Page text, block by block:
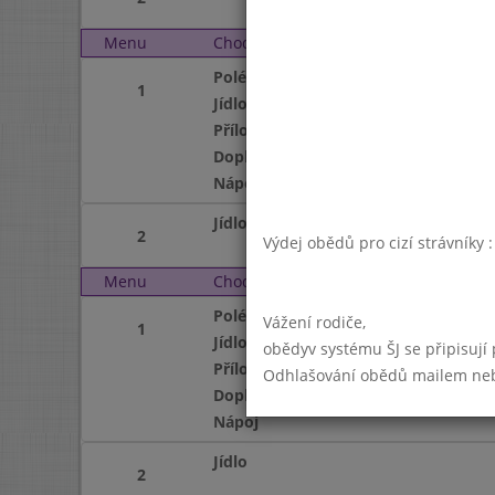
Menu Chod
1
Polévka
Jídlo
Příloha
Doplněk
Nápoj
2
Jídlo
Menu Chod
1
Polévka
Jídlo
Příloha
Doplněk
Nápoj
2
Jídlo
Výdej obědů pro cizí strávníky
Vážení rodiče,
obědyv systému ŠJ se
Odhlašování obědů mailem